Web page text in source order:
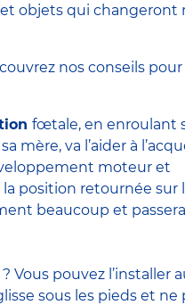
et objets qui changeront
nos conseils
fœtale, en enroulant
mère, va l’aider à
moteur et
position retournée sur
beaucoup et
pouvez l’installer
sous les pieds et ne